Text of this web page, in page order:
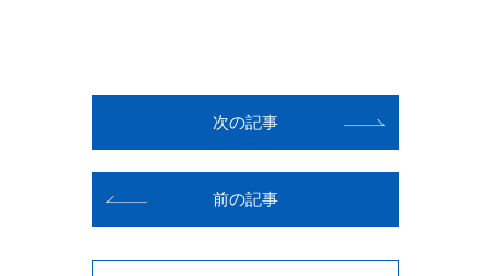
前の記事
次の記事